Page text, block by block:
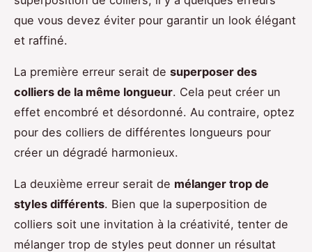
que vous devez éviter pour garantir un look élégant
et raffiné.
La première erreur serait de superposer des
colliers de la même longueur. Cela peut créer un
effet encombré et désordonné. Au contraire, optez
pour des colliers de différentes longueurs pour
créer un dégradé harmonieux.
La deuxième erreur serait de mélanger trop de
styles différents. Bien que la superposition de
colliers soit une invitation à la créativité, tenter de
mélanger trop de styles peut donner un résultat